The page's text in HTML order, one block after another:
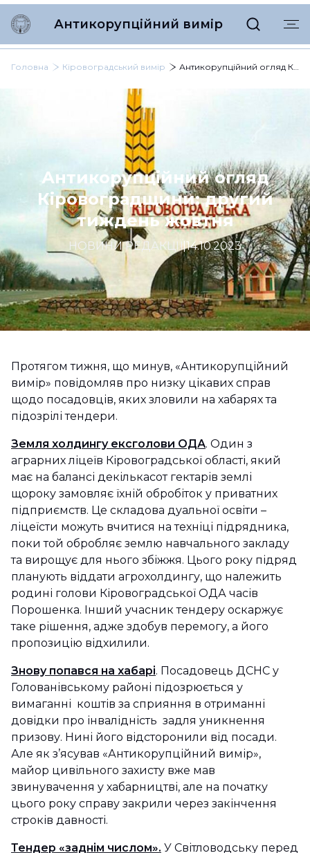
Антикорупційний вимір
Головна Кіровоградський вимір Антикорупційний огляд Кіровоградщини: другий тиждень жовтня
Антикорупційний огляд
Кіровоградщини: другий
тиждень жовтня
НОВИНИ РЕДАКЦІЇ |14.10.2023
Протягом тижня, що минув, «Антикорупційний
вимір» повідомляв про низку цікавих справ
щодо посадовців, яких зловили на хабарях та
підозрілі тендери.
Земля холдингу ексголови ОДА. Один з
аграрних ліцеїв Кіровоградської області, який
має на балансі декількасот гектарів землі
щороку замовляє їхній обробіток у приватних
підприємств. Це складова дуальної освіти –
ліцеїсти можуть вчитися на техніці підрядника,
поки той обробляє землю навчального закладу
та вирощує для нього збіжжя. Цього року підряд
планують віддати агрохолдингу, що належить
родині голови Кіровоградської ОДА часів
Порошенка. Інший учасник тендеру оскаржує
таке рішення, адже здобув перемогу, а його
пропозицію відхилили.
Знову попався на хабарі. Посадовець ДСНС у
Голованівському районі підозрюється у
вимаганні коштів за сприяння в отриманні
довідки про інвалідність задля уникнення
призову. Нині його відсторонили від посади.
Але як з’ясував «Антикорупційний вимір»,
майор цивільного захисту вже мав
звинувачення у хабарництві, але на початку
цього року справу закрили через закінчення
строків давності.
Тендер «заднім числом». У Світловодську перед